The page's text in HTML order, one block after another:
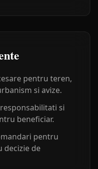
pentru teren,
si avize.
si
beneficiar.
pentru
decizie de